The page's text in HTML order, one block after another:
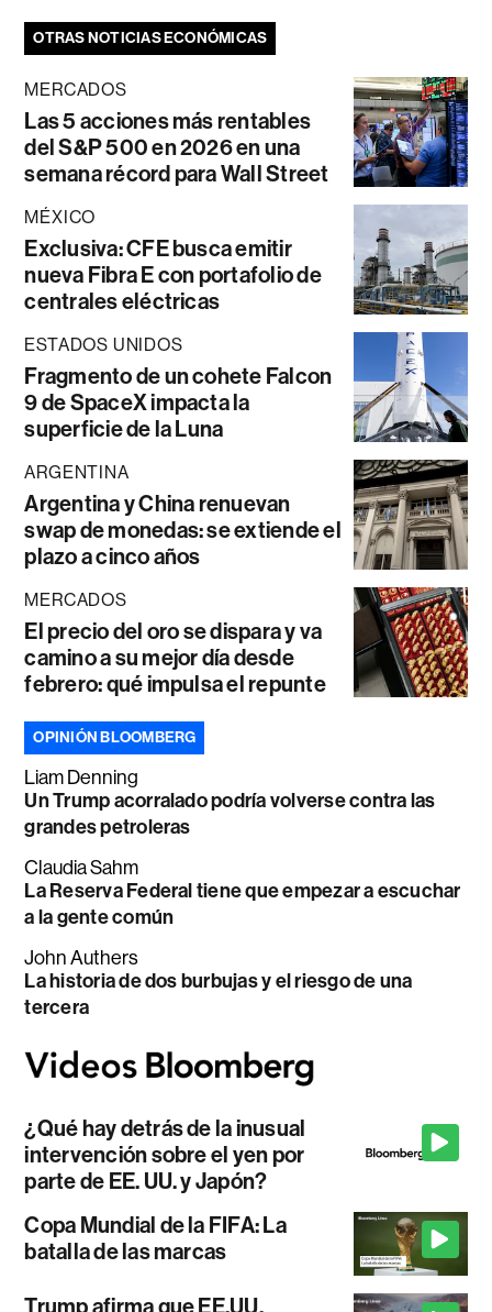
OTRAS NOTICIAS ECONÓMICAS
MERCADOS
Las 5 acciones más rentables
del S&P 500 en 2026 en una
semana récord para Wall Street
MÉXICO
Exclusiva: CFE busca emitir
nueva Fibra E con portafolio de
centrales eléctricas
ESTADOS UNIDOS
Fragmento de un cohete Falcon
9 de SpaceX impacta la
superficie de la Luna
ARGENTINA
Argentina y China renuevan
swap de monedas: se extiende el
plazo a cinco años
MERCADOS
El precio del oro se dispara y va
camino a su mejor día desde
febrero: qué impulsa el repunte
OPINIÓN BLOOMBERG
Liam Denning
Un Trump acorralado podría volverse contra las
grandes petroleras
Claudia Sahm
La Reserva Federal tiene que empezar a escuchar
a la gente común
John Authers
La historia de dos burbujas y el riesgo de una
tercera
¿Qué hay detrás de la inusual
intervención sobre el yen por
parte de EE. UU. y Japón?
Copa Mundial de la FIFA: La
batalla de las marcas
Trump afirma que EE.UU.